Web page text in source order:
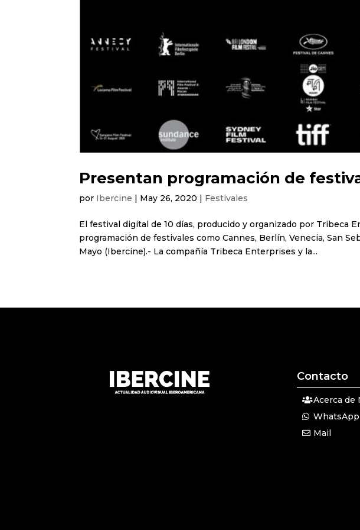
Presentan programación de
por Ibercine | May 26, 2020 | Festivales
El festival digital de 10 días, producido y organizado por Tribeca
programación de festivales como Cannes, Berlín, Venecia, San
Mayo (Ibercine).- La compañía Tribeca Enterprises y la...
Contacto
Acerca de
WhatsApp
Mail